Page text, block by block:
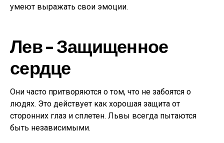
умеют выражать свои эмоции.
Лев – Защищенное
сердце
Они часто притворяются о том, что не забоятся о
людях. Это действует как хорошая защита от
сторонних глаз и сплетен. Львы всегда пытаются
быть независимыми.